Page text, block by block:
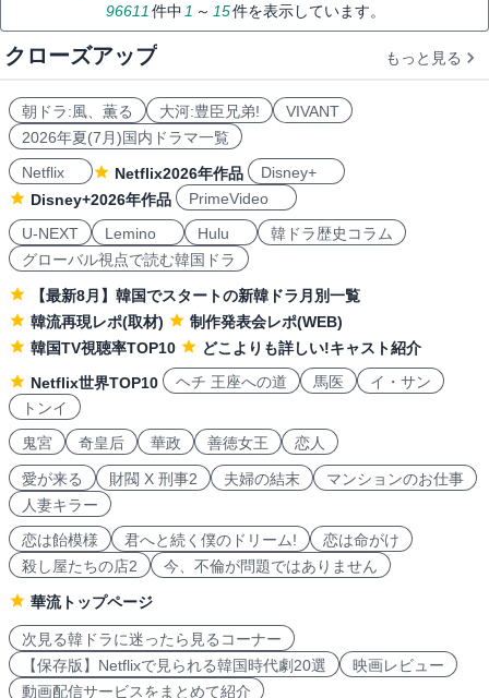
96611 件中 1 ～ 15件を表示しています。
クローズアップ もっと見る
朝ドラ:風、薫る 大河:豊臣兄弟!
VIVANT
2026年夏(7月)国内ドラマ一覧
Netflix
Netflix2026年作品
Disney+
Disney+2026年作品
PrimeVideo
U-NEXT
Lemino Hulu
韓ドラ歴史コラム
グローバル視点で読む韓国ドラ
【最新8月】韓国でスタートの新韓ドラ月別一覧
韓流再現レポ(取材)
制作発表会レポ(WEB)
韓国TV視聴率TOP10
どこよりも詳しい!キャスト紹介
Netflix世界TOP10
ヘチ 王座への道 馬医
イ・サン
トンイ
鬼宮
奇皇后 華政 善徳女王 恋人
愛が来る 財閥 X 刑事2 夫婦の結末
マンションのお仕事
人妻キラー
恋は飴模様
君へと続く僕のドリーム!
恋は命がけ
殺し屋たちの店2
今、不倫が問題ではありません
華流トップページ
次見る韓ドラに迷ったら見るコーナー
【保存版】Netflixで見られる韓国時代劇20選
映画レビュー
動画配信サービスをまとめて紹介